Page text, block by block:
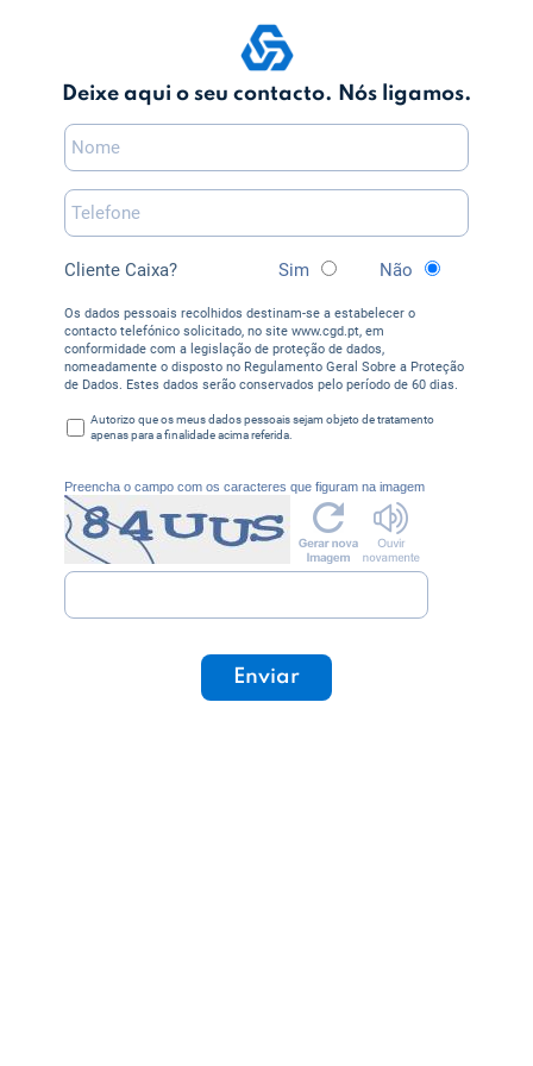
Deixe aqui o seu contacto. Nós ligamos.
Cliente Caixa? Não
Sim
Os dados pessoais recolhidos destinam-se a estabelecer o
contacto telefónico solicitado, no site www.cgd.pt, em
conformidade com a legislação de proteção de dados,
nomeadamente o disposto no Regulamento Geral Sobre a Proteção
de Dados. Estes dados serão conservados pelo período de 60 dias.
Autorizo que os meus dados pessoais sejam objeto de tratamento
apenas para a finalidade acima referida.
Preencha o campo com os caracteres que figuram na imagem